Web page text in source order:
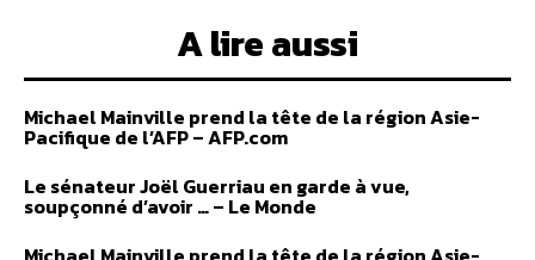
A lire aussi
Michael Mainville prend la tête de la région Asie-
Pacifique de l’AFP – AFP.com
Le sénateur Joël Guerriau en garde à vue,
soupçonné d’avoir … – Le Monde